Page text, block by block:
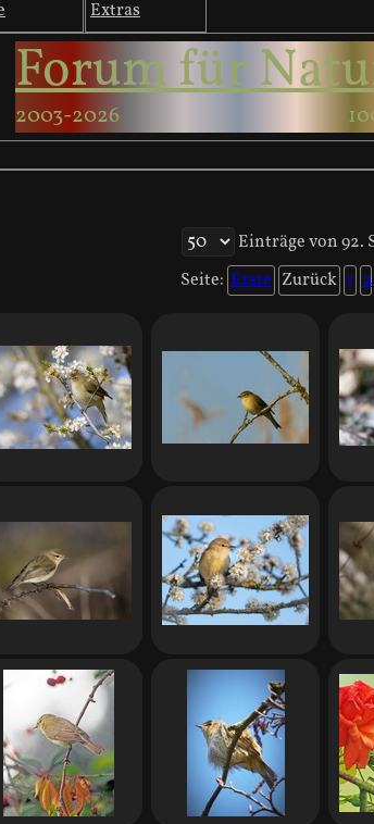
Extras
Forum für
2003-2026
Einträge von 92.
Seite: Erste Zurück 1 2